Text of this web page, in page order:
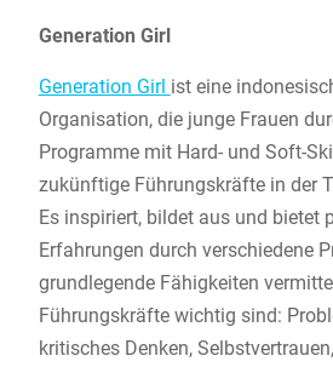
Generation Girl
Generation Girl ist eine
Organisation, die junge Frauen
Programme mit Hard- und Soft-
zukünftige Führungskräfte in der
Es inspiriert, bildet aus und bietet
Erfahrungen durch verschiedene
grundlegende Fähigkeiten
Führungskräfte wichtig sind:
kritisches Denken,